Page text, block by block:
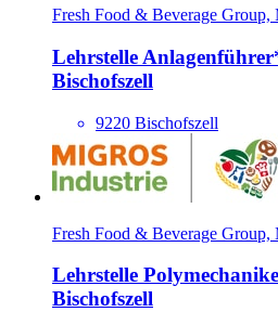
Fresh Food & Beverage Group,
Lehrstelle
Bischofszell
9220 Bischofszell
Fresh Food & Beverage Group,
Lehrstelle
Bischofszell